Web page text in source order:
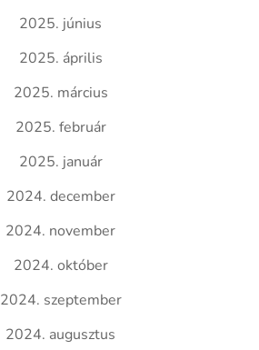
2025. június
2025. április
2025. március
2025. február
2025. január
2024. december
2024. november
2024. október
2024. szeptember
2024. augusztus